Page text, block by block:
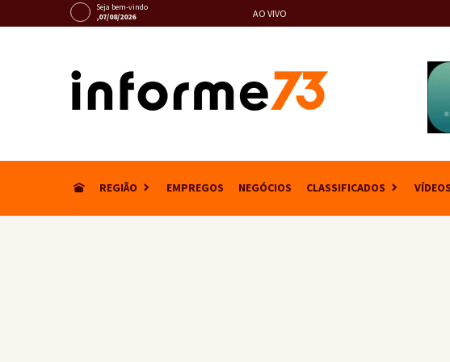
Seja bem-vindo
,07/08/2026
AO VIVO
REGIÃO EMPREGOS NEGÓCIOS CLASSIFICADOS VÍDEOS